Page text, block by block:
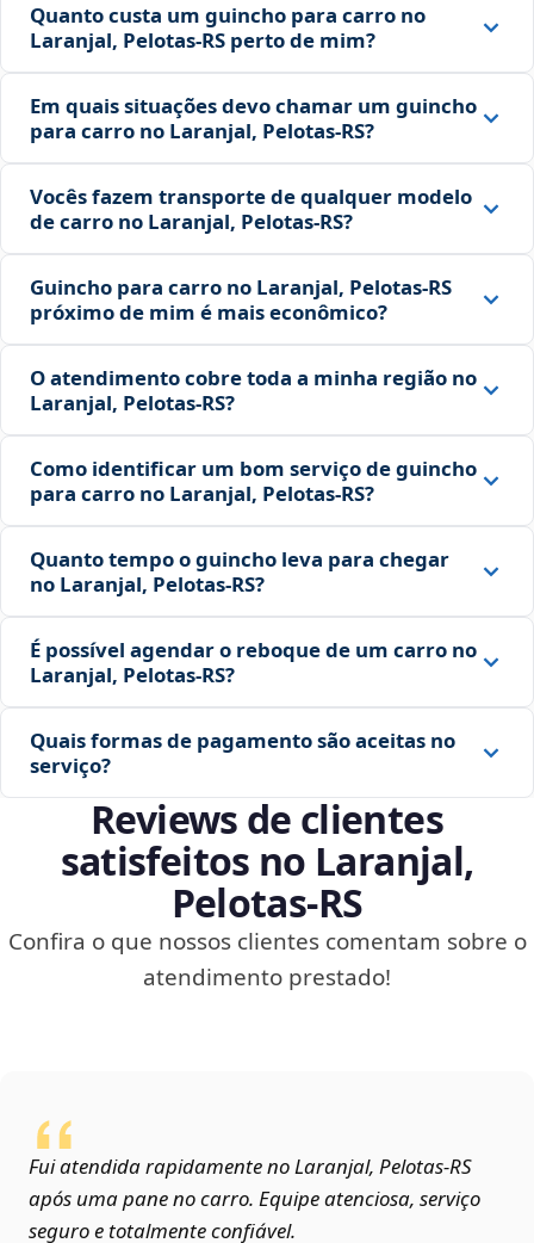
Quanto custa um guincho para carro no
Laranjal, Pelotas‑RS perto de mim?
Em quais situações devo chamar um guincho
para carro no Laranjal, Pelotas‑RS?
Vocês fazem transporte de qualquer modelo
de carro no Laranjal, Pelotas‑RS?
Guincho para carro no Laranjal, Pelotas‑RS
próximo de mim é mais econômico?
O atendimento cobre toda a minha região no
Laranjal, Pelotas‑RS?
Como identificar um bom serviço de guincho
para carro no Laranjal, Pelotas‑RS?
Quanto tempo o guincho leva para chegar
no Laranjal, Pelotas‑RS?
É possível agendar o reboque de um carro no
Laranjal, Pelotas‑RS?
Quais formas de pagamento são aceitas no
serviço?
Reviews de clientes
satisfeitos no Laranjal,
Pelotas‑RS
Confira o que nossos clientes comentam sobre o
atendimento prestado!
Fui atendida rapidamente no Laranjal, Pelotas‑RS
após uma pane no carro. Equipe atenciosa, serviço
seguro e totalmente confiável.